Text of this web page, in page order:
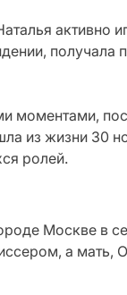
активно
получала
моментами,
из жизни 30
ролей.
Москве в
а мать,